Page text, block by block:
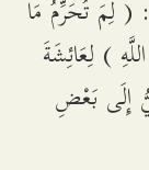
لِمَ تُحَرِّمُ مَا
) لِعَائِشَةَ
إِلَى بَعْضِ